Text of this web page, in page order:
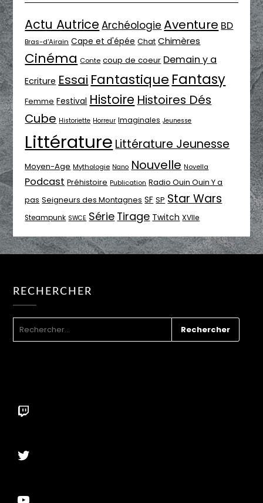
Actu Autrice Archéologie Aventure BD
Bras-d'Airain Cape et d'épée Chat Chimères
Cinéma Conte coup de coeur Demain y a
Ecriture Essai Fantastique Fantasy
Femme Festival Histoire Histoires Dés
Cube Historiette Horreur Imaginales Jeunesse
Littérature Littérature Jeunesse
Moyen-Age Mythologie Nano Nouvelle Novella
Podcast Préhistoire Publication Radio Ouin Ouin Y a
pas Seigneurs des Montagnes SF SP Star Wars
Steampunk SWCE Série Tirage Twitch XVIIe
RECHERCHER
Twitch
Twitter
YouTube